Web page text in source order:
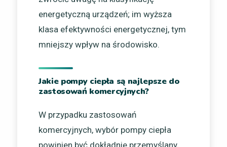
energetyczną urządzeń; im wyższa
klasa efektywności energetycznej, tym
mniejszy wpływ na środowisko.
Jakie pompy ciepła są najlepsze do
zastosowań komercyjnych?
W przypadku zastosowań
komercyjnych, wybór pompy ciepła